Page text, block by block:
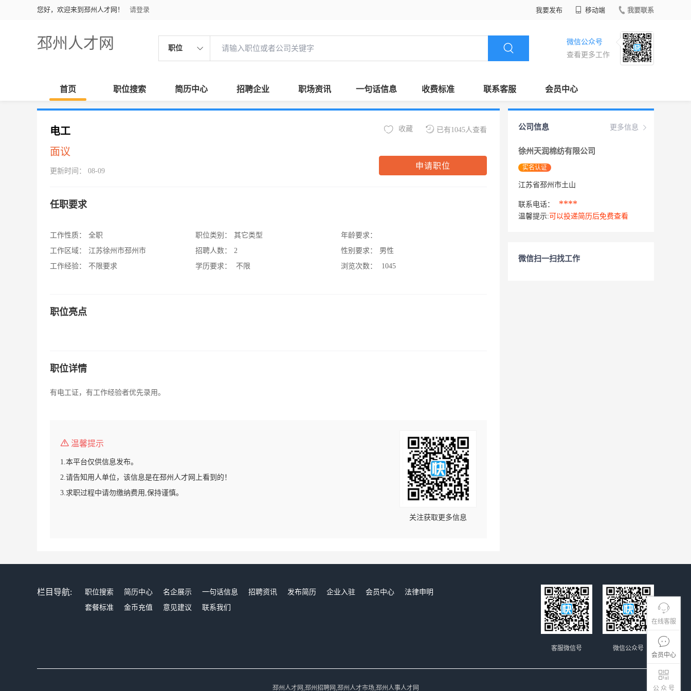
您好，欢迎来到邳州人才网！ 请登录 我要发布 移动端 我要联系
邳州人才网 职位
微信公众号
查看更多工作
首页 职位搜索 简历中心 招聘企业 职场资讯 一句话信息 收费标准 联系客服 会员中心
在线客服
会员中心
公 众 号
电工
面议
更新时间： 08-09
已有1045人查看
收藏
申请职位
任职要求
工作性质：
全职
工作区域：
江苏徐州市邳州市
工作经验：
不限要求
职位类别：
其它类型
招聘人数：
2
学历要求：
不限
年龄要求：
性别要求：
男性
浏览次数：
1045
职位亮点
职位详情
有电工证，有工作经验者优先录用。
温馨提示
1.本平台仅供信息发布。
2.请告知用人单位，该信息是在邳州人才网上看到的！
3.求职过程中请勿缴纳费用,保持谨慎。
关注获取更多信息
更多信息
公司信息
徐州天润棉纺有限公司
实名认证
江苏省邳州市土山
联系电话： ****
温馨提示: 可以投递简历后免费查看
微信扫一扫找工作
栏目导航: 职位搜索 简历中心 名企展示 一句话信息 招聘资讯 发布简历 企业入驻 会员中心
法律申明
套餐标准
金币充值 意见建议 联系我们
微信公众号
客服微信号
邳州人才网,邳州招聘网,邳州人才市场,邳州人事人才网